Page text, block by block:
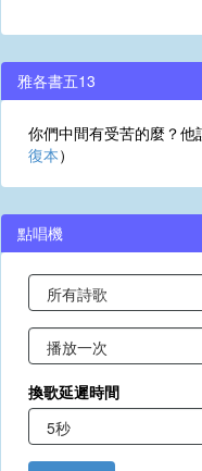
雅各書五13
你們中間有受苦的麼？
復本）
點唱機
換歌延遲時間